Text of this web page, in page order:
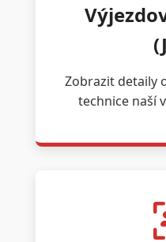
Zobrazit detaily
technice naší